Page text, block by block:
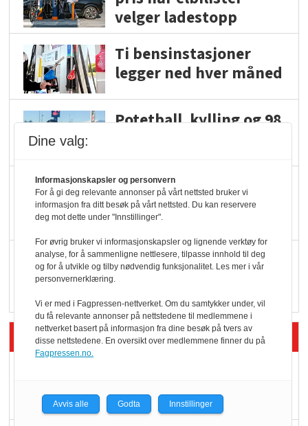
velger ladestopp
Ti bensinstasjoner
legger ned hver måned
Potetball, kylling og 98
KBS-bransjen i
endring: Stadig større
serveringstilbud
Vokser med ferdigmat
i dagligvare
Siste artikler - Butikk i praksis
dundrer videre
Dine valg:
Informasjonskapsler og personvern
For å gi deg relevante annonser på vårt nettsted bruker vi
informasjon fra ditt besøk på vårt nettsted. Du kan reservere
deg mot dette under "Innstillinger".
For øvrig bruker vi informasjonskapsler og lignende verktøy for
analyse, for å sammenligne nettlesere, tilpasse innhold til deg
og for å utvikle og tilby nødvendig funksjonalitet. Les mer i vår
personvernerklæring.
Vi er med i Fagpressen-nettverket. Om du samtykker under, vil
du få relevante annonser på nettstedene til medlemmene i
nettverket basert på informasjon fra dine besøk på tvers av
disse nettstedene. En oversikt over medlemmene finner du på
Fagpressen.no.
Avvis alle Godta Innstillinger